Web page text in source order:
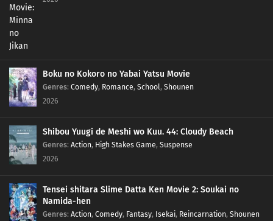
Boku no Kokoro no Yabai Yatsu Movie
Genres: Comedy, Romance, School, Shounen
2026
Shibou Yuugi de Meshi wo Kuu. 44: Cloudy Beach
Genres: Action, High Stakes Game, Suspense
2026
Tensei shitara Slime Datta Ken Movie 2: Soukai no
Namida-hen
Genres: Action, Comedy, Fantasy, Isekai, Reincarnation, Shounen